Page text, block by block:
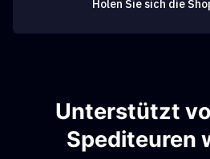
Holen Sie sich die
Unterstützt
Spediteuren